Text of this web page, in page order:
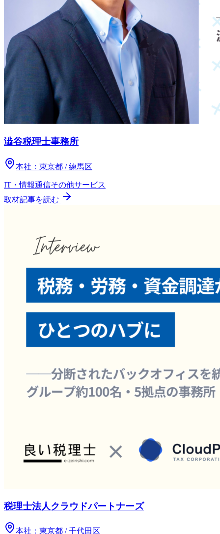
澁谷税理士事務所
本社： 東京都 / 練馬区
IT・情報通信その他サービス
取材記事を読む
税理士法人クラウドパートナーズ
本社： 東京都 / 千代田区